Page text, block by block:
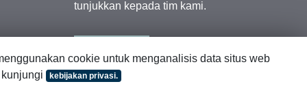
tunjukkan kepada tim kami.
cookie untuk menganalisis data situs web
kunjungi kebijakan privasi.